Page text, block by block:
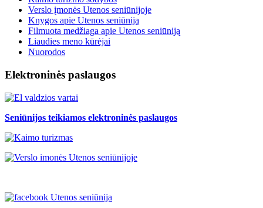
Verslo įmonės Utenos seniūnijoje
Knygos apie Utenos seniūniją
Filmuota medžiaga apie Utenos seniūniją
Liaudies meno kūrėjai
Nuorodos
Elektroninės paslaugos
Seniūnijos teikiamos elektroninės paslaugos
Utenos seniūnija